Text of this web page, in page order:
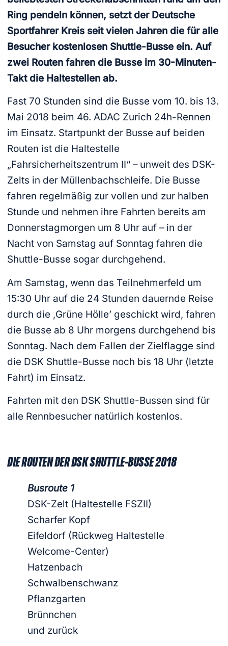
Ring pendeln können, setzt der Deutsche
Sportfahrer Kreis seit vielen Jahren die für alle
Besucher kostenlosen Shuttle-Busse ein. Auf
zwei Routen fahren die Busse im 30-Minuten-
Takt die Haltestellen ab.
Fast 70 Stunden sind die Busse vom 10. bis 13.
Mai 2018 beim 46. ADAC Zurich 24h-Rennen
im Einsatz. Startpunkt der Busse auf beiden
Routen ist die Haltestelle
„Fahrsicherheitszentrum II“ – unweit des DSK-
Zelts in der Müllenbachschleife. Die Busse
fahren regelmäßig zur vollen und zur halben
Stunde und nehmen ihre Fahrten bereits am
Donnerstagmorgen um 8 Uhr auf – in der
Nacht von Samstag auf Sonntag fahren die
Shuttle-Busse sogar durchgehend.
Am Samstag, wenn das Teilnehmerfeld um
15:30 Uhr auf die 24 Stunden dauernde Reise
durch die ‚Grüne Hölle’ geschickt wird, fahren
die Busse ab 8 Uhr morgens durchgehend bis
Sonntag. Nach dem Fallen der Zielflagge sind
die DSK Shuttle-Busse noch bis 18 Uhr (letzte
Fahrt) im Einsatz.
Fahrten mit den DSK Shuttle-Bussen sind für
alle Rennbesucher natürlich kostenlos.
DIE ROUTEN DER DSK SHUTTLE-BUSSE 2018
Busroute 1
DSK-Zelt (Haltestelle FSZII)
Scharfer Kopf
Eifeldorf (Rückweg Haltestelle
Welcome-Center)
Hatzenbach
Schwalbenschwanz
Pflanzgarten
Brünnchen
und zurück